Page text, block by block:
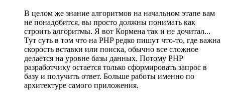
В целом же знание алгоритмов на начальном этапе вам
не понадобится, вы просто должны понимать как
строить алгоритмы. Я вот Кормена так и не дочитал...
Тут суть в том что на PHP редко пишут что-то, где важна
скорость вставки или поиска, обычно все сложное
делается на уровне базы данных. Потому PHP
разработчику остается только сформировать запрос в
базу и получить ответ. Больше работы именно по
архитектуре самого приложения.